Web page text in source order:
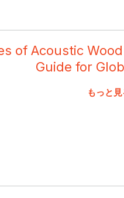
of Acoustic
Guide for
もっと見